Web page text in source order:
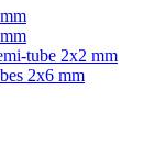
tube 2x2 mm
2x6 mm